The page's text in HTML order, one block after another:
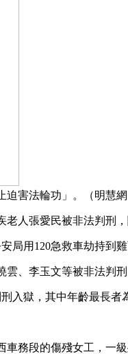
害法輪功」。（明慧網
人張愛民被非法判刑
局用120急救車劫持到雞
雲、李玉文等被非法判刑
入獄，其中年齡最長者
務段的傷殘女工，一